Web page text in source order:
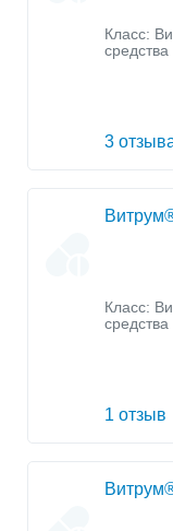
Класс:
3
Класс:
1 отзыв